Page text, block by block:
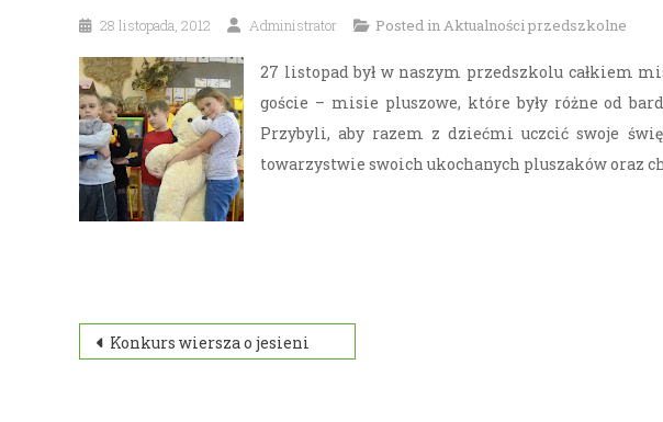
28 listopada, 2012 Administrator Posted inAktualności przedszkolne
27 listopad był w naszym przedszkolu całkiem
goście – misie pluszowe, które były różne od
Przybyli, aby razem z dziećmi uczcić swoje
towarzystwie swoich ukochanych pluszaków oraz
Nawigacja
Konkurs wiersza o jesieni